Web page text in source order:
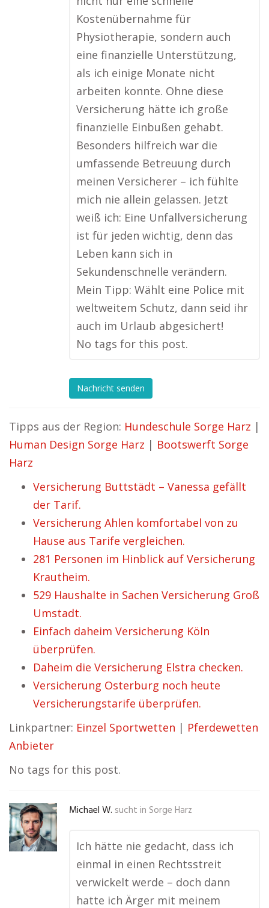
Kostenübernahme für
Physiotherapie, sondern auch
eine finanzielle Unterstützung,
als ich einige Monate nicht
arbeiten konnte. Ohne diese
Versicherung hätte ich große
finanzielle Einbußen gehabt.
Besonders hilfreich war die
umfassende Betreuung durch
meinen Versicherer – ich fühlte
mich nie allein gelassen. Jetzt
weiß ich: Eine Unfallversicherung
ist für jeden wichtig, denn das
Leben kann sich in
Sekundenschnelle verändern.
Mein Tipp: Wählt eine Police mit
weltweitem Schutz, dann seid ihr
auch im Urlaub abgesichert!
No tags for this post.
Nachricht senden
Tipps aus der Region: Hundeschule Sorge Harz |
Human Design Sorge Harz | Bootswerft Sorge
Harz
Versicherung Buttstädt – Vanessa gefällt
der Tarif.
Versicherung Ahlen komfortabel von zu
Hause aus Tarife vergleichen.
281 Personen im Hinblick auf Versicherung
Krautheim.
529 Haushalte in Sachen Versicherung Groß
Umstadt.
Einfach daheim Versicherung Köln
überprüfen.
Daheim die Versicherung Elstra checken.
Versicherung Osterburg noch heute
Versicherungstarife überprüfen.
Linkpartner: Einzel Sportwetten | Pferdewetten
Anbieter
No tags for this post.
Michael W. sucht in Sorge Harz
Ich hätte nie gedacht, dass ich
einmal in einen Rechtsstreit
verwickelt werde – doch dann
hatte ich Ärger mit meinem